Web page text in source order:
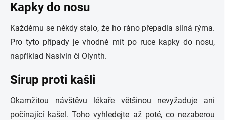
Kapky do nosu
Každému se někdy stalo, že ho ráno přepadla silná rýma.
Pro tyto případy je vhodné mít po ruce kapky do nosu,
například Nasivin či Olynth.
Sirup proti kašli
Okamžitou návštěvu lékaře většinou nevyžaduje ani
počínající kašel. Toho vyhledejte až poté, co nezaberou